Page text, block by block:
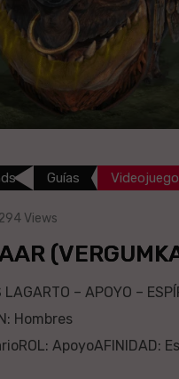
Guías
Views
LAGARTO – APOYO –
Hombres
ApoyoAFINIDAD: